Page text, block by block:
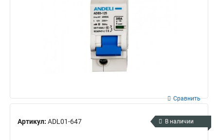
Артикул: ADL01-647
Сравнить
В наличии